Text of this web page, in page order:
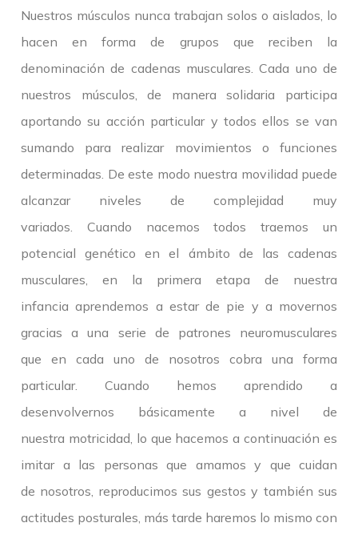
Nuestros músculos nunca trabajan solos o aislados, lo
hacen en forma de grupos que reciben la
denominación de cadenas musculares. Cada uno de
nuestros músculos, de manera solidaria participa
aportando su acción particular y todos ellos se van
sumando para realizar movimientos o funciones
determinadas. De este modo nuestra movilidad puede
alcanzar niveles de complejidad muy
variados. Cuando nacemos todos traemos un
potencial genético en el ámbito de las cadenas
musculares, en la primera etapa de nuestra
infancia aprendemos a estar de pie y a movernos
gracias a una serie de patrones neuromusculares
que en cada uno de nosotros cobra una forma
particular. Cuando hemos aprendido a
desenvolvernos básicamente a nivel de
nuestra motricidad, lo que hacemos a continuación es
imitar a las personas que amamos y que cuidan
de nosotros, reproducimos sus gestos y también sus
actitudes posturales, más tarde haremos lo mismo con